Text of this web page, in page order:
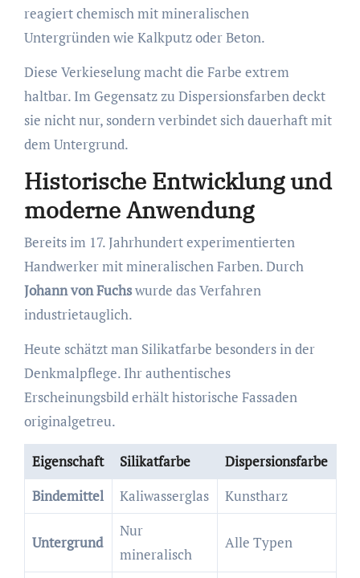
reagiert chemisch mit mineralischen
Untergründen wie Kalkputz oder Beton.
Diese Verkieselung macht die Farbe extrem
haltbar. Im Gegensatz zu Dispersionsfarben deckt
sie nicht nur, sondern verbindet sich dauerhaft mit
dem Untergrund.
Historische Entwicklung und
moderne Anwendung
Bereits im 17. Jahrhundert experimentierten
Handwerker mit mineralischen Farben. Durch
Johann von Fuchswurde das Verfahren
industrietauglich.
Heute schätzt man Silikatfarbe besonders in der
Denkmalpflege. Ihr authentisches
Erscheinungsbild erhält historische Fassaden
originalgetreu.
Eigenschaft Silikatfarbe
Dispersionsfarbe
Bindemittel
Kaliwasserglas Kunstharz
Untergrund
Nur
mineralisch
Alle Typen